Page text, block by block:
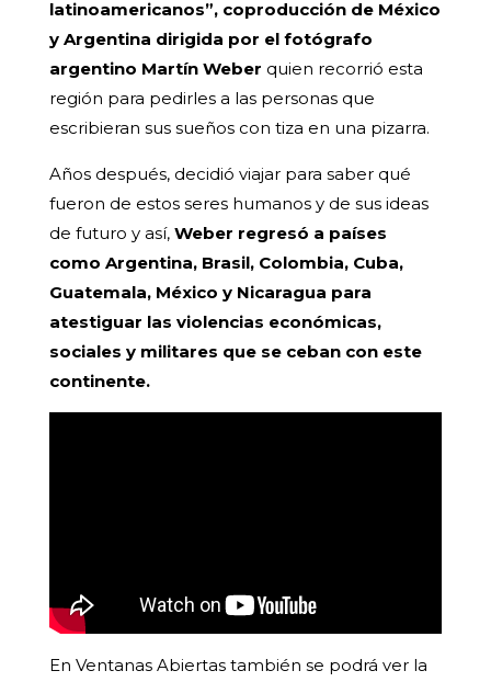
latinoamericanos”, coproducción de México
y Argentina dirigida por el fotógrafo
argentino Martín Weber quien recorrió esta
región para pedirles a las personas que
escribieran sus sueños con tiza en una pizarra.
Años después, decidió viajar para saber qué
fueron de estos seres humanos y de sus ideas
de futuro y así, Weber regresó a países
como Argentina, Brasil, Colombia, Cuba,
Guatemala, México y Nicaragua para
atestiguar las violencias económicas,
sociales y militares que se ceban con este
continente.
En Ventanas Abiertas también se podrá ver la